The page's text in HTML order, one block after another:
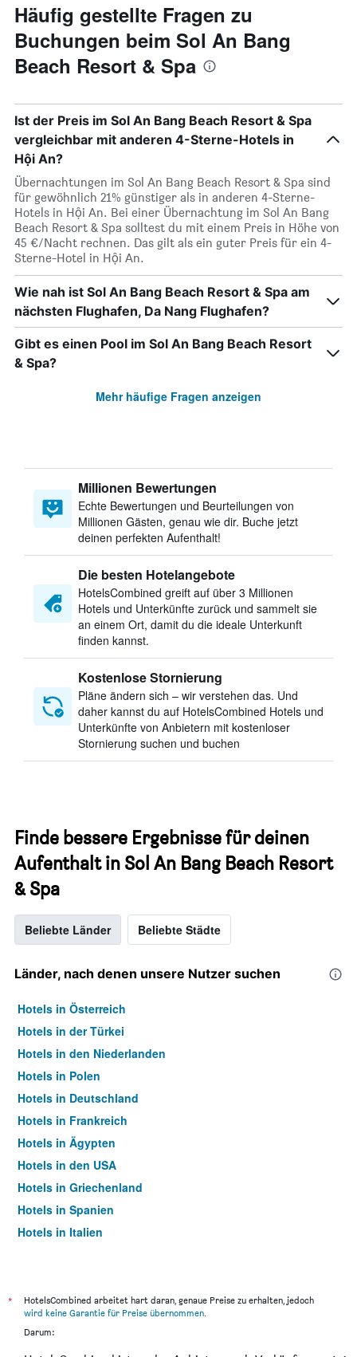
Häufig gestellte Fragen zu
Buchungen beim Sol An Bang
Beach Resort & Spa
Ist der Preis im Sol An Bang Beach Resort & Spa
vergleichbar mit anderen 4-Sterne-Hotels in
Hội An?
Übernachtungen im Sol An Bang Beach Resort & Spa sind
für gewöhnlich 21% günstiger als in anderen 4-Sterne-
Hotels in Hội An. Bei einer Übernachtung im Sol An Bang
Beach Resort & Spa solltest du mit einem Preis in Höhe von
45 €/Nacht rechnen. Das gilt als ein guter Preis für ein 4-
Sterne-Hotel in Hội An.
Wie nah ist Sol An Bang Beach Resort & Spa am
nächsten Flughafen, Da Nang Flughafen?
Gibt es einen Pool im Sol An Bang Beach Resort
& Spa?
Mehr häufige Fragen anzeigen
Millionen Bewertungen
Echte Bewertungen und Beurteilungen von
Millionen Gästen, genau wie dir. Buche jetzt
deinen perfekten Aufenthalt!
Die besten Hotelangebote
HotelsCombined greift auf über 3 Millionen
Hotels und Unterkünfte zurück und sammelt sie
an einem Ort, damit du die ideale Unterkunft
finden kannst.
Kostenlose Stornierung
Pläne ändern sich – wir verstehen das. Und
daher kannst du auf HotelsCombined Hotels und
Unterkünfte von Anbietern mit kostenloser
Stornierung suchen und buchen
Finde bessere Ergebnisse für deinen
Aufenthalt in Sol An Bang Beach Resort
& Spa
Beliebte Länder Beliebte Städte
Länder, nach denen unsere Nutzer suchen
Hotels in Österreich
Hotels in der Türkei
Hotels in den Niederlanden
Hotels in Polen
Hotels in Deutschland
Hotels in Frankreich
Hotels in Ägypten
Hotels in den USA
Hotels in Griechenland
Hotels in Spanien
Hotels in Italien
*
HotelsCombined arbeitet hart daran, genaue Preise zu erhalten, jedoch
wird keine Garantie für Preise übernommen.
Darum: